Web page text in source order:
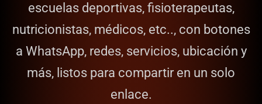
escuelas deportivas, fisioterapeutas,
nutricionistas, médicos, etc.., con botones
a WhatsApp, redes, servicios, ubicación y
más, listos para compartir en un solo
enlace.